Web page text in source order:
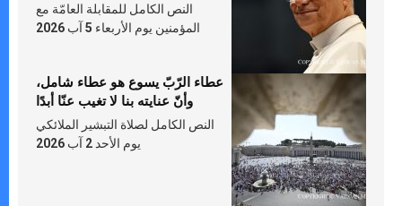
النص الكامل للمقابلة العامّة مع
المؤمنين يوم الأربعاء 5 آب 2026
عطاء الرّبّ يسوع هو عطاء شامل،
وأنّ عنايته بنا لا تغيب عنّا أبدًا
النص الكامل لصلاة التبشير الملائكي
يوم الأحد 2 آب 2026